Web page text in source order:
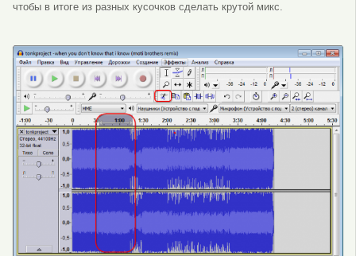
чтобы в итоге из разных кусочков сделать крутой микс.